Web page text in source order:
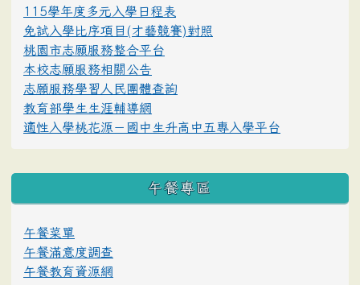
115學年度多元入學日程表
免試入學比序項目(才藝競賽)對照
桃園市志願服務整合平台
本校志願服務相關公告
志願服務學習人民團體查詢
教育部學生生涯輔導網
適性入學桃花源－國中生升高中五專入學平台
午餐專區
午餐菜單
午餐滿意度調查
午餐教育資源網